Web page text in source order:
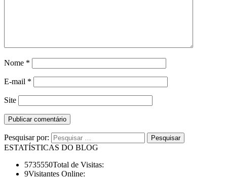
Nome *
E-mail *
Site
Pesquisar por:
ESTATÍSTICAS DO BLOG
5735550Total de Visitas:
9Visitantes Online: